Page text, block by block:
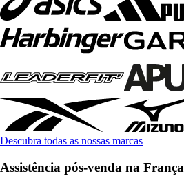
Descubra todas as nossas marcas
Assistência pós-venda na França